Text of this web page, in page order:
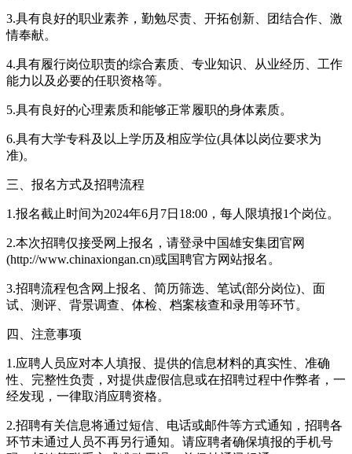
3.具有良好的职业素养，勤勉尽责、开拓创新、团结合作、激
情奉献。
4.具有履行岗位职责的综合素质、专业知识、从业经历、工作
能力以及必要的任职资格等。
5.具有良好的心理素质和能够正常履职的身体素质。
6.具有大学专科及以上学历及相应学位(具体以岗位要求为
准)。
三、报名方式及招聘流程
1.报名截止时间为2024年6月7日18:00，每人限填报1个岗位。
2.本次招聘仅接受网上报名，请登录中国雄安集团官网
(http://www.chinaxiongan.cn)或国聘官方网站报名。
3.招聘流程包含网上报名、简历筛选、笔试(部分岗位)、面
试、测评、背景调查、体检、档案核查和录用等环节。
四、注意事项
1.应聘人员应对本人填报、提供的信息材料的真实性、准确
性、完整性负责，对提供虚假信息或在招聘过程中作弊者，一
经发现，一律取消应聘资格。
2.招聘有关信息将通过短信、电话或邮件等方式通知，招聘各
环节未通过人员不再另行通知。请应聘者确保填报的手机号